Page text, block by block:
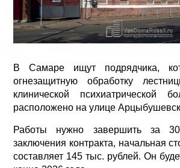
В Самаре ищут подрядчика,
огнезащитную обработку
клинической психиатрической
расположено на улице
Работы нужно завершить за
заключения контракта, начальная
составляет 145 тыс. рублей. Он